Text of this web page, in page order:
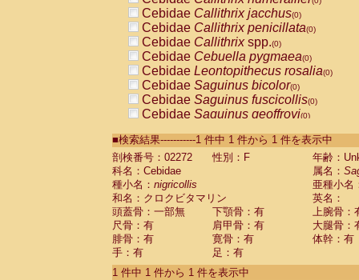
Cebidae Callithrix jacchus(0)
Cebidae Callithrix penicillata(0)
Cebidae Callithrixspp.(0)
Cebidae Cebuella pygmaea(0)
Cebidae Leontopithecus rosalia(0)
Cebidae Saguinus bicolor(0)
Cebidae Saguinus fuscicollis(0)
Cebidae Saguinus geoffroyi(0)
CebidaeSaguinus labiatus(0)
Cebidae Saguinus leucopus (0)
Cebidae
CebidaeSaguinus mystax
CebidaeSaguinus nigricollis (1)
Cebidae Saguinus oedipus
Cebidae Saguinus weddelli
Cebidae Saguinusspp.
Cebidae Aotus trivirgatus
Cebidae Cebus albifrons
■検索結果-----------1 件中 1 件から 1 件を表示中
剖検番号：02272
性別：F
年齢：
科名：Cebidae
属名：
種小名： nigricollis
亜種小名
和名：クロクビタマリン
英名：
頭蓋骨：一部無
下顎骨：有
上腕骨：
尺骨：有
肩甲骨：有
大腿骨：
腓骨：有
寛骨：有
体幹：有
手：有
足：有
1 件中 1 件から 1 件を表示中